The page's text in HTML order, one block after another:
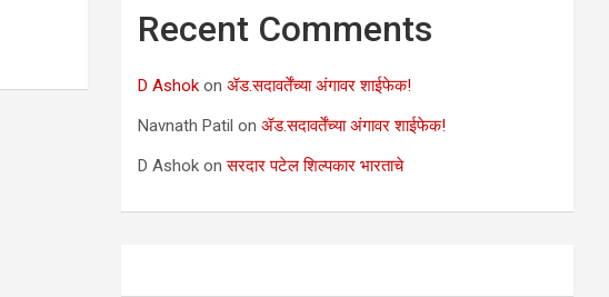
Recent Comments
D Ashok onॲड.सदावर्तेंच्या अंगावर शाईफेक!
Navnath Patil onॲड.सदावर्तेंच्या अंगावर शाईफेक!
D Ashok onसरदार पटेल शिल्पकार भारताचे